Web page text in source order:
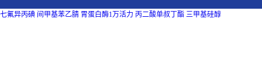
七氟异丙碘 间甲基苯乙腈 胃蛋白酶1万活力 丙二酸单叔丁酯 三甲基硅醇